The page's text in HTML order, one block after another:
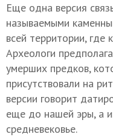
Еще одна версия
называемыми
всей территории, где
Археологи
умерших предков,
присутствовали на
версии говорит
еще до нашей эры, а
средневековье.